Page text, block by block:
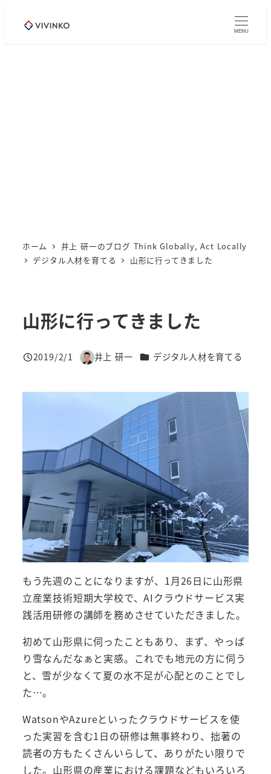
MENU
ホーム
井上 研一のブログ Think Globally, Act Locally
デジタル人材を育てる
山形に行ってきました
山形に行ってきました
投稿日
2019/2/1
著
井上 研一 カテゴリー
デジタル人材を育てる
もう先週のことになりますが、1月26日に山形県
立産業技術短期大学校で、AIクラウドサービス実
践活用研修の講師を務めさせていただきました。
初めて山形県に伺ったこともあり、まず、やっぱ
り雪なんだなぁと実感。これでも地元の方に伺う
と、雪が少なくて夏の水不足が心配とのことでし
た…。
WatsonやAzureといったクラウドサービスを使
った実習を含む1日の研修は無事終わり、拙著の
読者の方もたくさんいらして、ありがたい限りで
した。山形県の産業における課題などもいろいろ